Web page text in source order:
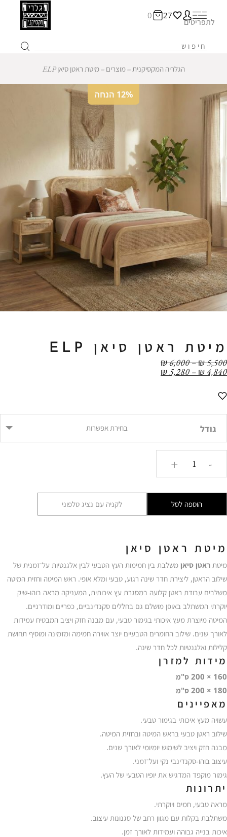
27
0
לתפריטים
הגלריה המקסיקנית ‒מוצרים ‒מיטת ראטן סיאן ELP
12% הנחה
מיטת ראטן סיאן ELP
₪5,500
–
₪6,000 טווח
₪4,840
–
₪5,280
גודל
בחירת אפשרות
-
+
הוספה לסל לקניה עם נציג טלפוני
מיטת ראטן סיאן
מיטת ראטן סיאן משלבת בין חמימות העץ הטבעי לבין אלגנטיות על־זמנית של
שילוב הראטן, ליצירת חדר שינה רגוע, טבעי ומלא אופי. ראש המיטה וחזית המיטה
משלבים עבודת ראטן קלועה במסגרת עץ איכותית, המעניקה מראה בוהו-שיק
יוקרתי המשתלב באופן מושלם גם בחללים סקנדינביים, כפריים ומודרניים.
המיטה מיוצרת מעץ איכותי בגימור טבעי, עם מבנה חזק ויציב המבטיח עמידות
לאורך שנים. שילוב החומרים הטבעיים יוצר אווירה חמימה ומזמינה ומוסיף תחושת
קלילות ואלגנטיות לכל חדר שינה.
מידות למזרן
160 × 200 ס"מ
180 × 200 ס"מ
מאפיינים
עשויה מעץ איכותי בגימור טבעי.
שילוב ראטן טבעי בראש המיטה ובחזית המיטה.
מבנה חזק ויציב לשימוש יומיומי לאורך שנים.
עיצוב בוהו-סקנדינבי נקי ועל־זמני.
גימור מוקפד המדגיש את יופיו הטבעי של העץ.
יתרונות
מראה טבעי, חמים ויוקרתי.
משתלבת בקלות עם מגוון רחב של סגנונות עיצוב.
איכות בנייה גבוהה ועמידות לאורך זמן.